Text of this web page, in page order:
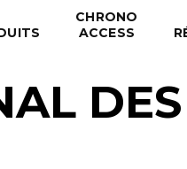
CHRONO
ACCESS